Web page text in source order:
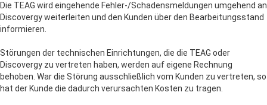
Die TEAG wird eingehende Fehler-/Schadensmeldungen umgehend an
Discovergy weiterleiten und den Kunden über den Bearbeitungsstand
informieren.
Störungen der technischen Einrichtungen, die die TEAG oder
Discovergy zu vertreten haben, werden auf eigene Rechnung
behoben. War die Störung ausschließlich vom Kunden zu vertreten, so
hat der Kunde die dadurch verursachten Kosten zu tragen.